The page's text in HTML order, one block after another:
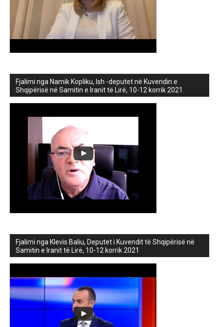
Fjalimi nga Namik Kopliku, Ish -deputet në Kuvendin e
Shqipërisë në Samitin e Iranit të Lirë, 10-12 korrik 2021
Fjalimi nga Klevis Baliu, Deputet i Kuvendit të Shqipërisë në
Samitin e Iranit të Lirë, 10-12 korrik 2021